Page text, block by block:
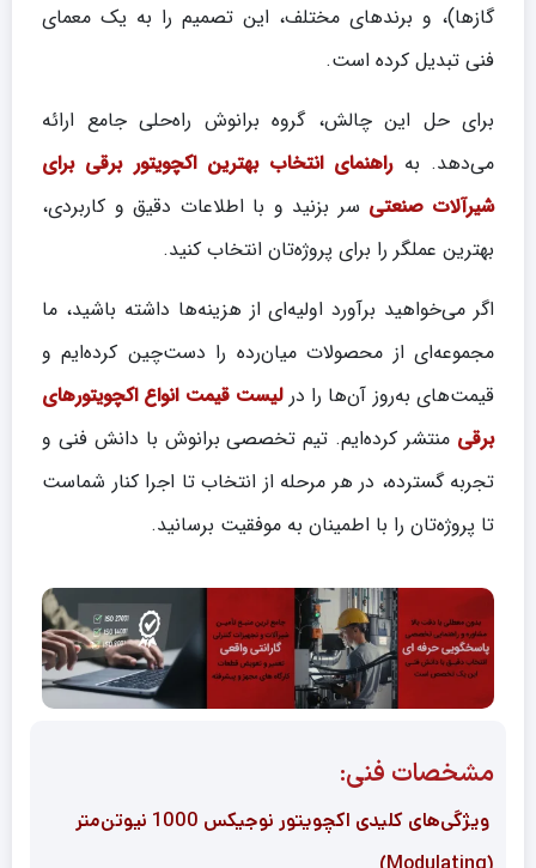
گازها)، و برندهای مختلف، این تصمیم را به یک معمای
فنی تبدیل کرده است.
برای حل این چالش، گروه برانوش راه‌حلی جامع ارائه
می‌دهد. بهراهنمای انتخاب بهترین اکچویتور برقی برای
شیرآلات صنعتی سر بزنید و با اطلاعات دقیق و کاربردی،
بهترین عملگر را برای پروژه‌تان انتخاب کنید.
اگر می‌خواهید برآورد اولیه‌ای از هزینه‌ها داشته باشید، ما
مجموعه‌ای از محصولات میان‌رده را دست‌چین کرده‌ایم و
قیمت‌های به‌روز آن‌ها را درلیست قیمت انواع اکچویتورهای
برقی منتشر کرده‌ایم. تیم تخصصی برانوش با دانش فنی و
تجربه گسترده، در هر مرحله از انتخاب تا اجرا کنار شماست
تا پروژه‌تان را با اطمینان به موفقیت برسانید.
مشخصات فنی:
ویژگی‌های کلیدی اکچویتور نوجیکس 1000 نیوتن‌متر